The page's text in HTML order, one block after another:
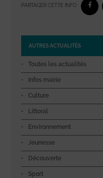
PARTAGER CETTE INFO :
AUTRES ACTUALITÉS
Toutes les actualités
Infos mairie
Culture
Littoral
Environnement
Jeunesse
Découverte
Sport